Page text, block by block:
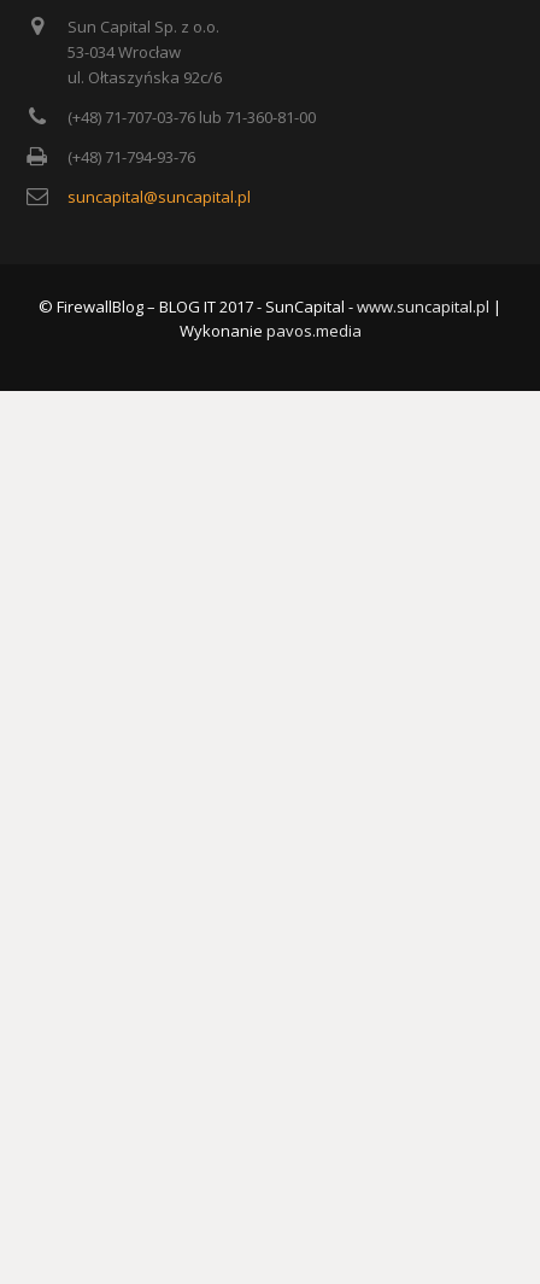
Sun Capital Sp. z o.o.
53-034 Wrocław
ul. Ołtaszyńska 92c/6
(+48) 71-707-03-76 lub 71-360-81-00
(+48) 71-794-93-76
suncapital@suncapital.pl
© FirewallBlog – BLOG IT 2017 - SunCapital -www.suncapital.pl |
Wykonanie pavos.media